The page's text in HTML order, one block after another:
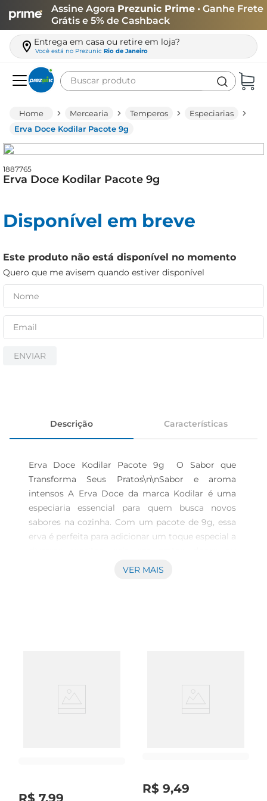
Assine Agora Prezunic Prime • Ganhe Frete
Grátis e 5% de Cashback
Entrega em casa ou retire em loja?
Você está no Prezunic Rio de Janeiro
Buscar produto
Mercearia Temperos
Especiarias
Erva Doce Kodilar Pacote 9g
1887765
Erva Doce Kodilar Pacote 9g
Disponível em breve
Este produto não está disponível no momento
Quero que me avisem quando estiver disponível
ENVIAR
Descrição Características
Erva Doce Kodilar Pacote 9g  O Sabor que
Transforma Seus Pratos\n\nSabor e aroma
intensos A Erva Doce da marca Kodilar é uma
especiaria essencial para quem busca novos
sabores na cozinha. Com um pacote de 9g, essa
erva é perfeita para adicionar um toque especial a
salgados. Seu aroma característico e sabor
sabores. Experimente utilizála em receitas de
pacote é cuidadosamente selecionado para
VER MAIS
R$ 7,99
R$ 9,49
leite
queijo
azeite
iogurte
papel higiênico